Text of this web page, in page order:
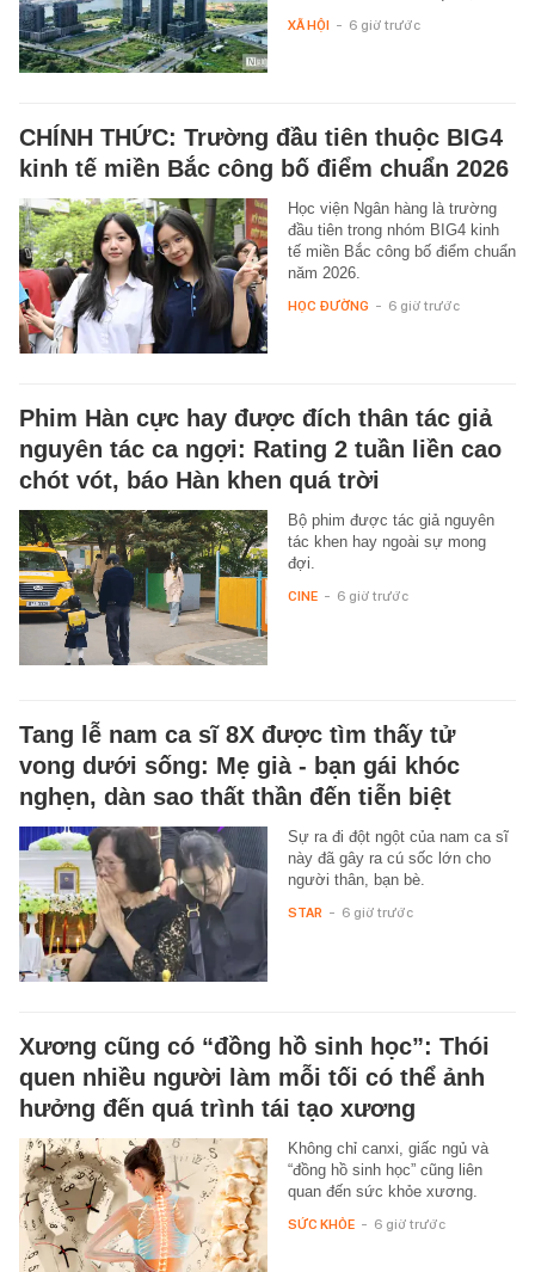
XÃ HỘI - 6 giờ trước
CHÍNH THỨC: Trường đầu tiên thuộc BIG4
kinh tế miền Bắc công bố điểm chuẩn 2026
Học viện Ngân hàng là trường
đầu tiên trong nhóm BIG4 kinh
tế miền Bắc công bố điểm chuẩn
năm 2026.
HỌC ĐƯỜNG - 6 giờ trước
Phim Hàn cực hay được đích thân tác giả
nguyên tác ca ngợi: Rating 2 tuần liền cao
chót vót, báo Hàn khen quá trời
Bộ phim được tác giả nguyên
tác khen hay ngoài sự mong
đợi.
CINE - 6 giờ trước
Tang lễ nam ca sĩ 8X được tìm thấy tử
vong dưới sống: Mẹ già - bạn gái khóc
nghẹn, dàn sao thất thần đến tiễn biệt
Sự ra đi đột ngột của nam ca sĩ
này đã gây ra cú sốc lớn cho
người thân, bạn bè.
STAR - 6 giờ trước
Xương cũng có “đồng hồ sinh học”: Thói
quen nhiều người làm mỗi tối có thể ảnh
hưởng đến quá trình tái tạo xương
Không chỉ canxi, giấc ngủ và
“đồng hồ sinh học” cũng liên
quan đến sức khỏe xương.
SỨC KHỎE - 6 giờ trước